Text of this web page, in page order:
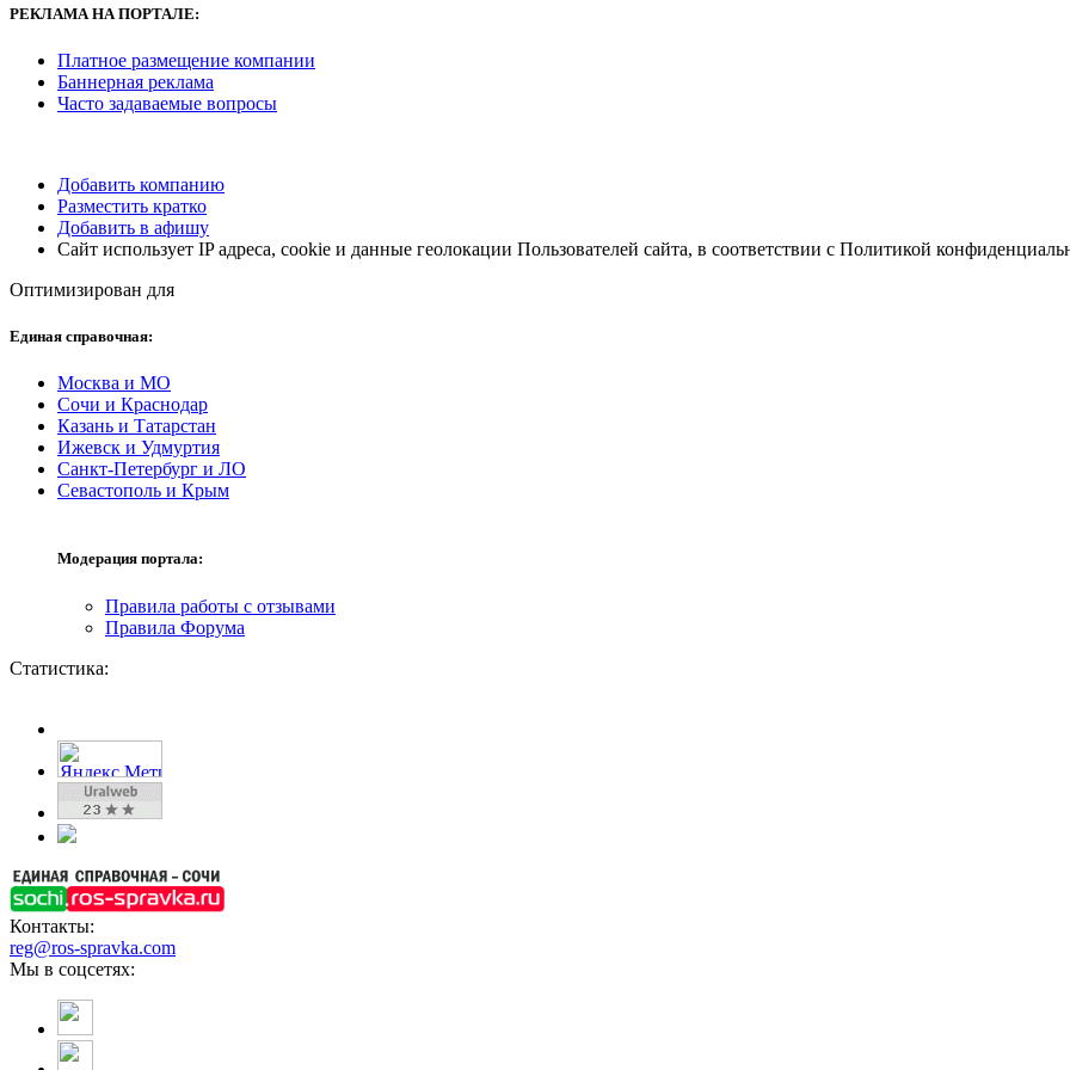
РЕКЛАМА НА ПОРТАЛЕ:
Платное размещение компании
Баннерная реклама
Часто задаваемые вопросы
Добавить компанию
Разместить кратко
Добавить в афишу
Сайт использует IP адреса, cookie и данные геолокации Пользователей сайта, в соответствии с Политикой
Оптимизирован для
Единая справочная:
Москва и МО
Сочи и Краснодар
Казань и Татарстан
Ижевск и Удмуртия
Санкт-Петербург и ЛО
Севастополь и Крым
Модерация портала:
Правила работы с отзывами
Правила Форума
Статистика:
Контакты:
reg@ros-spravka.com
Мы в соцсетях: